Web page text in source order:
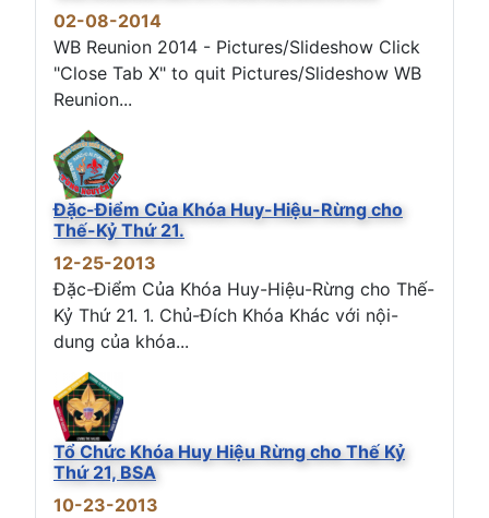
02-08-2014
WB Reunion 2014 - Pictures/Slideshow Click
"Close Tab X" to quit Pictures/Slideshow WB
Reunion...
Đặc-Điểm Của Khóa Huy-Hiệu-Rừng cho
Thế-Kỷ Thứ 21.
12-25-2013
Đặc-Điểm Của Khóa Huy-Hiệu-Rừng cho Thế-
Kỷ Thứ 21. 1. Chủ-Đích Khóa Khác với nội-
dung của khóa...
Tổ Chức Khóa Huy Hiệu Rừng cho Thế Kỷ
Thứ 21, BSA
10-23-2013